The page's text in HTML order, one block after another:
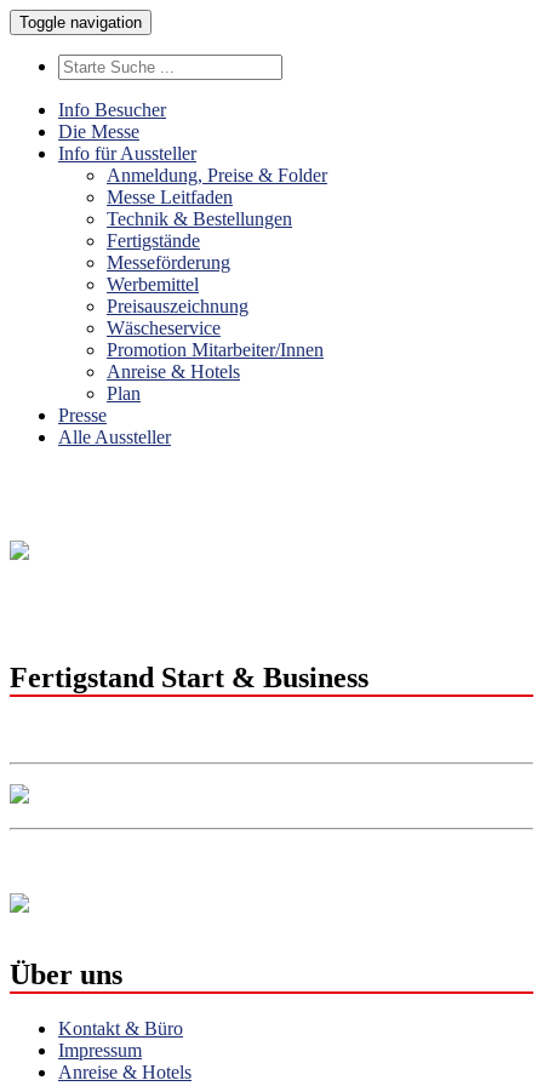
Toggle navigation
Info Besucher
Die Messe
Info für Aussteller
Anmeldung, Preise & Folder
Messe Leitfaden
Technik & Bestellungen
Fertigstände
Messeförderung
Werbemittel
Preisauszeichnung
Wäscheservice
Promotion Mitarbeiter/Innen
Anreise & Hotels
Plan
Presse
Alle Aussteller
Fertigstand Start & Business
Über uns
Kontakt & Büro
Impressum
Anreise & Hotels